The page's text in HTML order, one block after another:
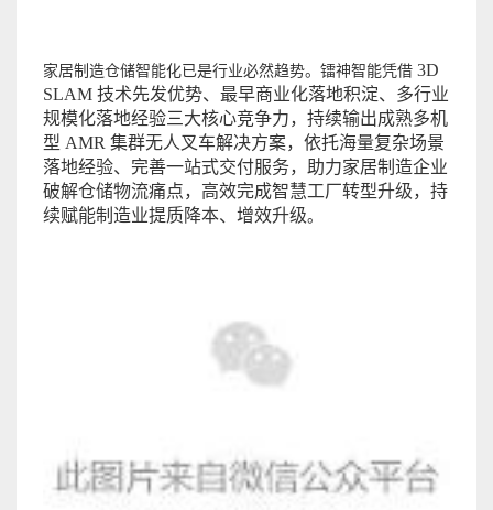
家居制造仓储智能化已是行业必然趋势。镭神智能凭借 3D
SLAM 技术先发优势、最早商业化落地积淀、多行业
规模化落地经验三大核心竞争力，持续输出成熟多机
型 AMR 集群无人叉车解决方案，依托海量复杂场景
落地经验、完善一站式交付服务，助力家居制造企业
破解仓储物流痛点，高效完成智慧工厂转型升级，持
续赋能制造业提质降本、增效升级。